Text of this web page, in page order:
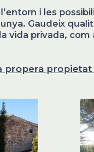
i les
Gaudeix
vida privada, com
propera